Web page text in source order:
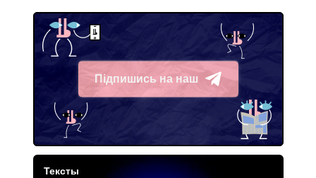
Підпишись на наш
Telegram
Тексты